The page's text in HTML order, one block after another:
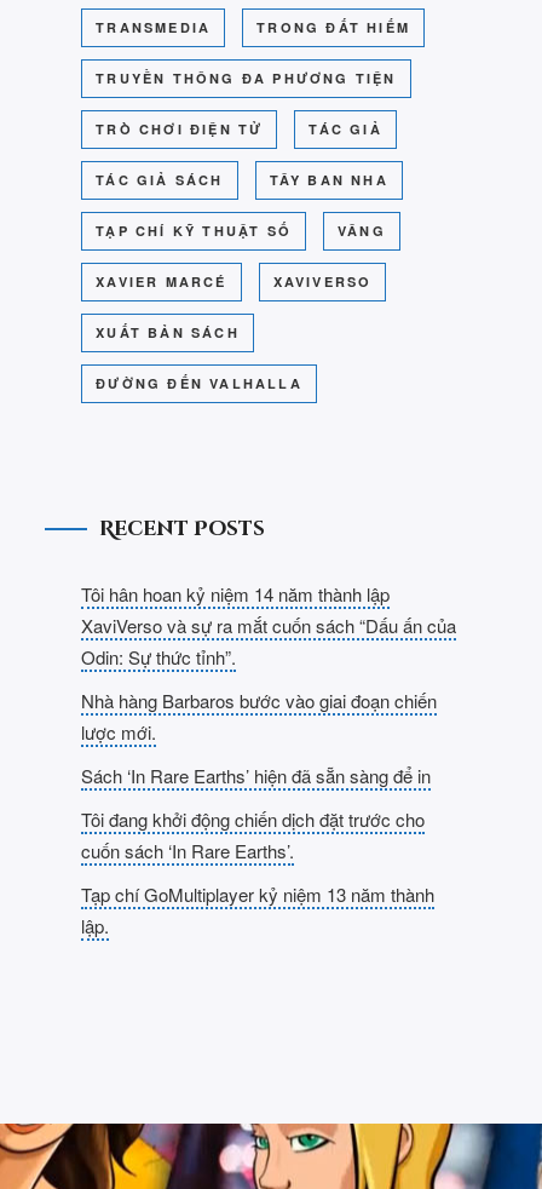
TRANSMEDIA TRONG ĐẤT HIẾM
TRUYỀN THÔNG ĐA PHƯƠNG TIỆN
TRÒ CHƠI ĐIỆN TỬ TÁC GIẢ
TÁC GIẢ SÁCH TÂY BAN NHA
TẠP CHÍ KỸ THUẬT SỐ VÂNG
XAVIER MARCÉ XAVIVERSO
XUẤT BẢN SÁCH
ĐƯỜNG ĐẾN VALHALLA
Recent Posts
Tôi hân hoan kỷ niệm 14 năm thành lập
XaviVerso và sự ra mắt cuốn sách “Dấu ấn của
Odin: Sự thức tỉnh”.
Nhà hàng Barbaros bước vào giai đoạn chiến
lược mới.
Sách ‘In Rare Earths’ hiện đã sẵn sàng để in
Tôi đang khởi động chiến dịch đặt trước cho
cuốn sách ‘In Rare Earths’.
Tạp chí GoMultiplayer kỷ niệm 13 năm thành
lập.